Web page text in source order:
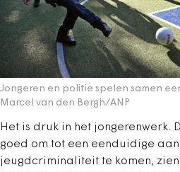
Jongeren en politie spelen samen
Marcel van den Bergh/ANP
Het is druk in het jongerenwerk.
goed om tot een eenduidige
jeugdcriminaliteit te komen,